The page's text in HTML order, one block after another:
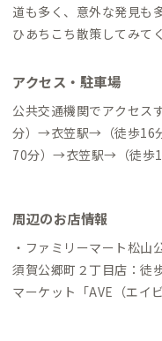
道も多く、意外な発見も
ひあちこち散策してみて
アクセス・駐車場
公共交通機関でアクセ
分）→衣笠駅→（徒歩
70分）→衣笠駅→（徒歩
周辺のお店情報
・ファミリーマート松山
須賀公郷町２丁目店：徒
マーケット「AVE（エイ